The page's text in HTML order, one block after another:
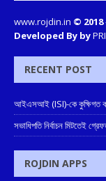
www.rojdin.in © 2018
Developed By by
RECENT POST
আইএসআই (ISI)-কে কুক্ষিগত
সভাধিপতি নির্বাচন মিটতেই
ROJDIN APPS